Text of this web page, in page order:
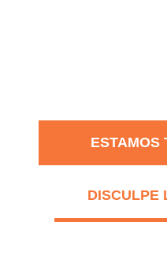
ESTAMOS
DISCULPE